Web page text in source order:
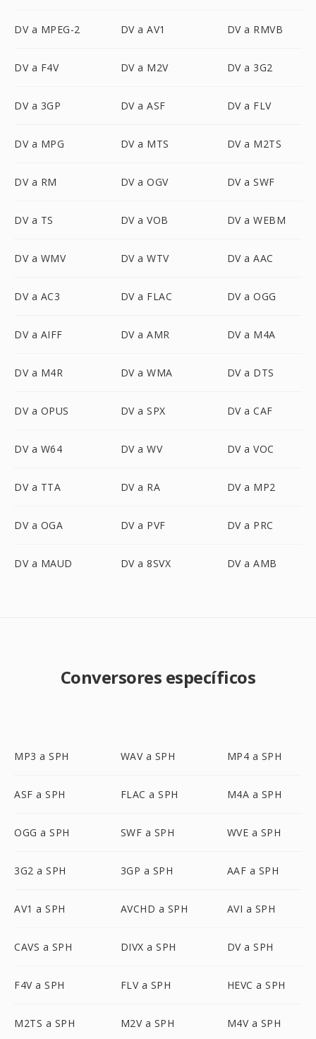
DV a MPEG-2 DV a AV1 DV a RMVB
DV a F4V DV a M2V DV a 3G2
DV a 3GP DV a ASF DV a FLV
DV a MPG DV a MTS DV a M2TS
DV a RM DV a OGV DV a SWF
DV a TS DV a VOB DV a WEBM
DV a WMV DV a WTV DV a AAC
DV a AC3 DV a FLAC DV a OGG
DV a AIFF DV a AMR DV a M4A
DV a M4R DV a WMA DV a DTS
DV a OPUS DV a SPX DV a CAF
DV a W64 DV a WV DV a VOC
DV a TTA DV a RA DV a MP2
DV a OGA DV a PVF DV a PRC
DV a MAUD DV a 8SVX DV a AMB
Conversores específicos
MP3 a SPH WAV a SPH MP4 a SPH
ASF a SPH FLAC a SPH M4A a SPH
OGG a SPH SWF a SPH WVE a SPH
3G2 a SPH 3GP a SPH AAF a SPH
AV1 a SPH AVCHD a SPH AVI a SPH
CAVS a SPH DIVX a SPH DV a SPH
F4V a SPH FLV a SPH HEVC a SPH
M2TS a SPH M2V a SPH M4V a SPH